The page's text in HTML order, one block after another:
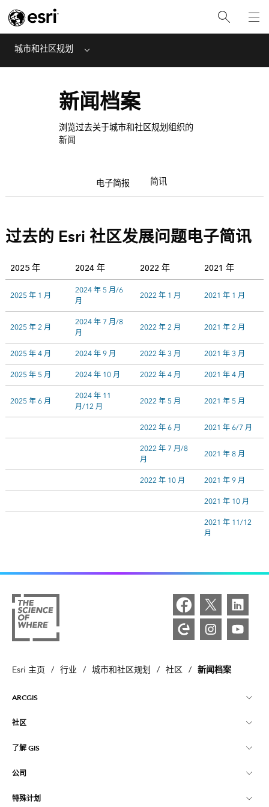
城市和社区规划 Menu
新闻档案
浏览过去关于城市和社区规划组织的
新闻
电子简报 简讯
过去的 Esri 社区发展问题电子简讯
2025 年 2024 年 2022 年 2021 年
2025 年 1 月
2024 年 5 月/6
月
2022 年 1 月 2021 年 1 月
2025 年 2 月
2024 年 7 月/8
月
2022 年 2 月 2021 年 2 月
2025 年 4 月 2024 年 9 月 2022 年 3 月 2021 年 3 月
2025 年 5 月 2024 年 10 月 2022 年 4 月 2021 年 4 月
2025 年 6 月
2024 年 11
月/12 月
2022 年 5 月 2021 年 5 月
2022 年 6 月 2021 年 6/7 月
2022 年 7 月/8
月
2021 年 8 月
2022 年 10 月 2021 年 9 月
2021 年 10 月
2021 年 11/12
月
Esri 主页 / 行业 / 城市和社区规划 / 社区 / 新闻档案
ARCGIS
ArcGIS 概览
制图
社区
Esri 社区
ArcGIS 博客
了解 GIS
什么是 GIS？
位置智能
公司
关于 Esri
特殊计划